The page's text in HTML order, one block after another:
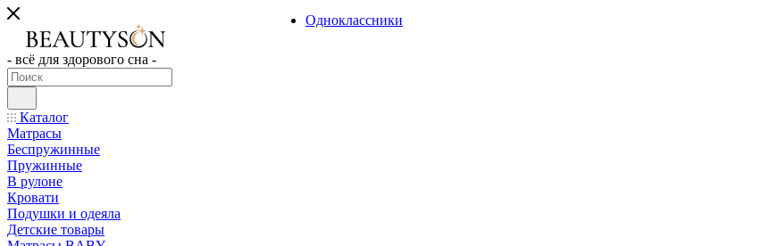
- всё для здорового сна -
Каталог
Матрасы
Беспружинные
Пружинные
В рулоне
Кровати
Подушки и одеяла
Детские товары
Одноклассники